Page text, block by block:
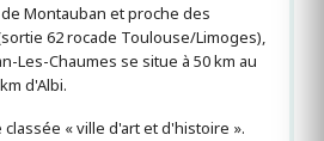
Montauban et proche des
62 rocade Toulouse/Limoges),
Les-Chaumes se situe à 50 km au
d'Albi.
« ville d'art et d'histoire ».